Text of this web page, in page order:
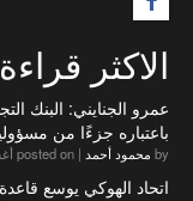
الاكثر قراءة
عمرو الجنايني: البنك
باعتباره جزءًا من
by محمود أحمد | posted on أغسطس 5, 2026
اتحاد الهوكي يوسع